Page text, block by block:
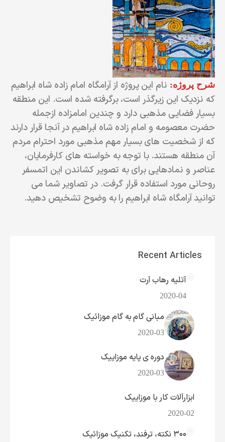
شرح پروژه: نام این پروژه از آرامگاه امام زاده شاه ابراهیم
که نزدیک این زیرگذر است، برگرفته شده است. این منطقه
بسیار فضایی مذهبی دارد و چندین امامزاده ازجمله
حضرت معصومه و امام زاده شاه ابراهیم در آنجا قرار دارند
که از شخصیت های بسیار مهم مذهبی مورد احترام مردم
آن منطقه هستند. با توجه به خواسته های کارفرمایان،
عناصر و نمادهایی برای به تصویر کشاندن این اتمسفر
روحانی مورد استفاده قرار گرفت. در تصاویر شما می
توانید آرامگاه شاه ابراهیم را به وضوح تشخیص دهید.
Recent Articles
آتلیه رهاب آرت
2020-04
مبانی گام به گام موزائیک
2020-03
دوره ی پایه موزاییک
2020-03
ابزارآلات کار با موزاییک
2020-02
۳۰۰ نکته، ترفند، تکنیک موزائیک